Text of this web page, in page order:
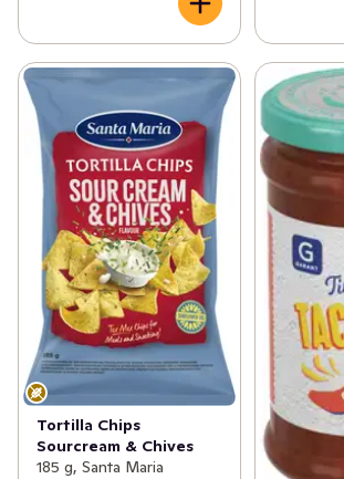
Tortilla Chips
Sourcream & Chives
185 g, Santa Maria